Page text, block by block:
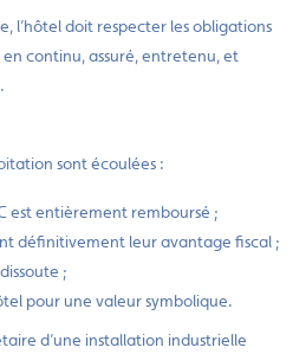
l’hôtel doit respecter les obligations
continu, assuré, entretenu, et
sont écoulées :
est entièrement remboursé ;
définitivement leur avantage fiscal ;
;
pour une valeur symbolique.
d’une installation industrielle